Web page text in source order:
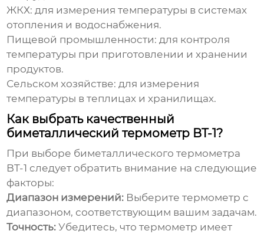
ЖКХ: для измерения температуры в системах
отопления и водоснабжения.
Пищевой промышленности: для контроля
температуры при приготовлении и хранении
продуктов.
Сельском хозяйстве: для измерения
температуры в теплицах и хранилищах.
Как выбрать качественный
биметаллический термометр BT-1?
При выборе биметаллического термометра
BT-1 следует обратить внимание на следующие
факторы:
Диапазон измерений: Выберите термометр с
диапазоном, соответствующим вашим задачам.
Точность: Убедитесь, что термометр имеет